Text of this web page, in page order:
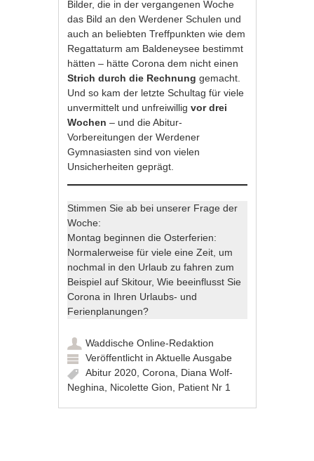
Bilder, die in der vergangenen Woche
das Bild an den Werdener Schulen und
auch an beliebten Treffpunkten wie dem
Regattaturm am Baldeneysee bestimmt
hätten – hätte Corona dem nicht einen
Strich durch die Rechnung gemacht.
Und so kam der letzte Schultag für viele
unvermittelt und unfreiwilligvor drei
Wochen – und die Abitur-
Vorbereitungen der Werdener
Gymnasiasten sind von vielen
Unsicherheiten geprägt.
Stimmen Sie ab bei unserer Frage der
Woche:
Montag beginnen die Osterferien:
Normalerweise für viele eine Zeit, um
nochmal in den Urlaub zu fahren zum
Beispiel auf Skitour, Wie beeinflusst Sie
Corona in Ihren Urlaubs- und
Ferienplanungen?
Waddische Online-Redaktion
Veröffentlicht inAktuelle Ausgabe
Abitur 2020 ,Corona
Diana Wolf-
Neghina
Nicolette Gion Patient Nr 1